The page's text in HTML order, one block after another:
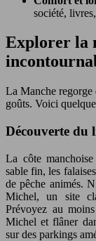
société,
Explorer la
La Manche regorge
goûts. Voici
Découverte du
La côte
sable fin, les
de pêche animés.
Michel, un site
Prévoyez au
Michel et flâner
sur des parkings